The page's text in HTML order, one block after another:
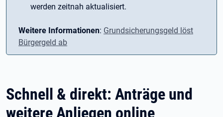
werden zeitnah aktualisiert.
Weitere Informationen: Grundsicherungsgeld löst
Bürgergeld ab
Schnell & direkt: Anträge und
weitere Anliegen online